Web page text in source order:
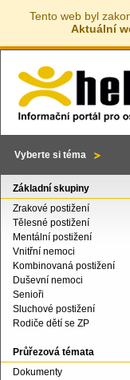
Tento web byl
Aktuální
Vyberte si téma
Základní skupiny
Zrakové postižení
Tělesné postižení
Mentální postižení
Vnitřní nemoci
Kombinovaná postižení
Duševní nemoci
Senioři
Sluchové postižení
Rodiče dětí se ZP
Průřezová témata
Dokumenty